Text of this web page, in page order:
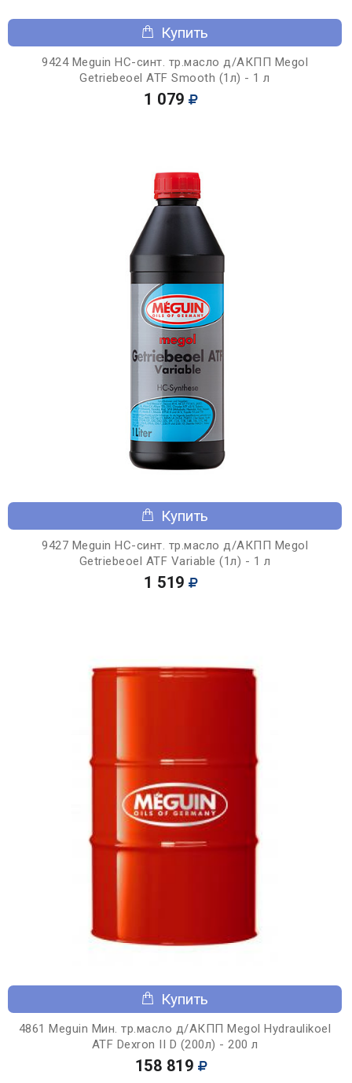
Купить
9424 Meguin НС-синт. тр.масло д/АКПП Megol
Getriebeoel ATF Smooth (1л) - 1 л
1 079
Купить
9427 Meguin НС-синт. тр.масло д/АКПП Megol
Getriebeoel ATF Variable (1л) - 1 л
1 519
Купить
4861 Meguin Мин. тр.масло д/АКПП Megol Hydraulikoel
ATF Dexron II D (200л) - 200 л
158 819